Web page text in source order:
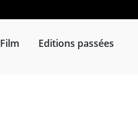
Film Editions passées